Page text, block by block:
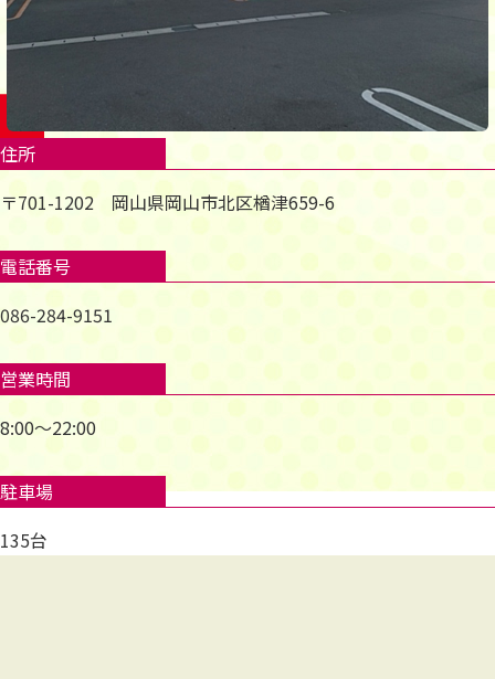
住所
〒701-1202 岡山県岡山市北区楢津659-6
電話番号
086-284-9151
営業時間
8:00～22:00
駐車場
135台